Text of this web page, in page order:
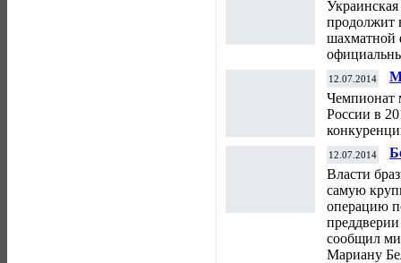
продолжит
шахматной
12.07.2014
Чемпионат
России в
12.07.2014
Власти
самую
операцию
сообщил
Мариану